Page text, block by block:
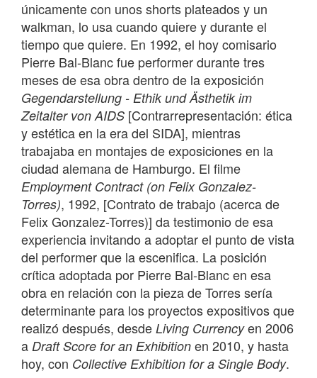
únicamente con unos shorts plateados y un
walkman, lo usa cuando quiere y durante el
tiempo que quiere. En 1992, el hoy comisario
Pierre Bal-Blanc fue performer durante tres
meses de esa obra dentro de la exposición
Gegendarstellung - Ethik und Ästhetik im
Zeitalter von AIDS [Contrarrepresentación: ética
y estética en la era del SIDA], mientras
trabajaba en montajes de exposiciones en la
ciudad alemana de Hamburgo. El filme
Employment Contract (on Felix Gonzalez-
Torres), 1992, [Contrato de trabajo (acerca de
Felix Gonzalez-Torres)] da testimonio de esa
experiencia invitando a adoptar el punto de vista
del performer que la escenifica. La posición
crítica adoptada por Pierre Bal-Blanc en esa
obra en relación con la pieza de Torres sería
determinante para los proyectos expositivos que
realizó después, desde Living Currencyen 2006
a Draft Score for an Exhibition en 2010, y hasta
hoy, con Collective Exhibition for a Single Body.